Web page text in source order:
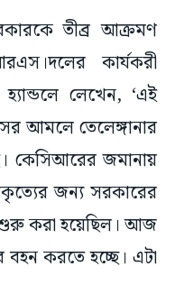
তীব্র আক্রমণ
কার্যকরী
লেখেন, ‘এই
আমলে তেলেঙ্গানার
কেসিআরের জমানায়
জন্য সরকারের
শুরু করা হয়েছিল। আজ
করতে হচ্ছে। এটা